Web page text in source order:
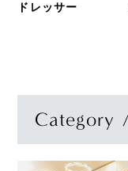
ドレッサー
Category